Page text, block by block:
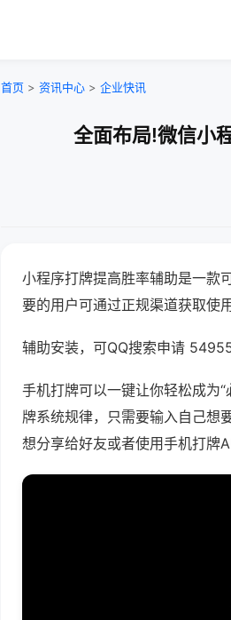
首页 > 资讯中心 > 企业快讯
全面布局!微信小
小程序打牌提高胜率辅助是一款
要的用户可通过正规渠道获取使用
辅助安装，可QQ搜索申请
手机打牌可以一键让你轻松成为
牌系统规律，只需要输入自己想
想分享给好友或者使用手机打牌